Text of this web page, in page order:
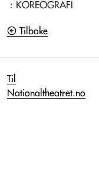
: KOREOGRAFI
Tilbake
Til
Nationaltheatret.no